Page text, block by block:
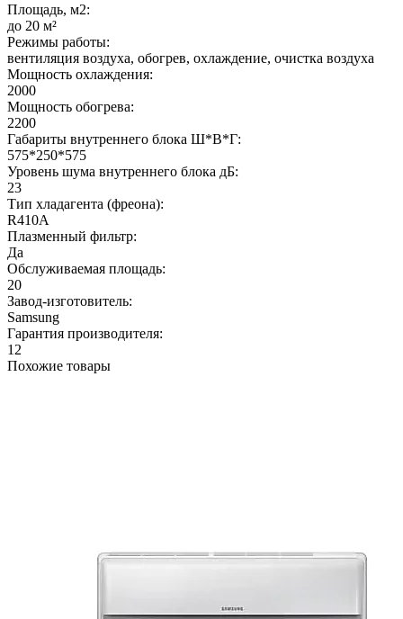
Площадь, м2:
до 20 м²
Режимы работы:
вентиляция воздуха, обогрев, охлаждение, очистка воздуха
Мощность охлаждения:
2000
Мощность обогрева:
2200
Габариты внутреннего блока Ш*В*Г:
575*250*575
Уровень шума внутреннего блока дБ:
23
Тип хладагента (фреона):
R410A
Плазменный фильтр:
Да
Обслуживаемая площадь:
20
Завод-изготовитель:
Samsung
Гарантия производителя:
12
Похожие товары